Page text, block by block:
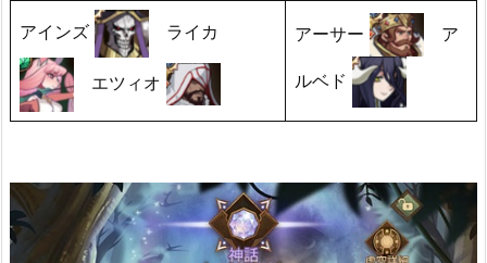
アインズ ライカ
エツィオ
アーサー ア
ルベド